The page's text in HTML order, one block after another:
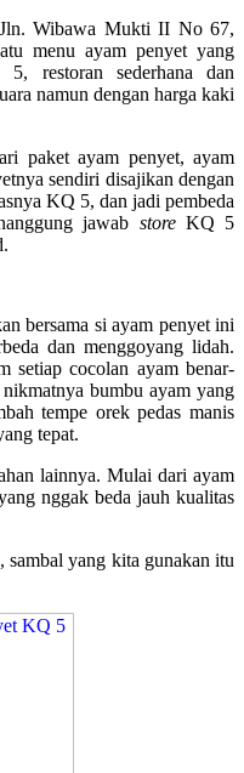
Wibawa Mukti II No 67,
menu ayam penyet yang
restoran sederhana dan
namun dengan harga kaki
paket ayam penyet, ayam
sendiri disajikan dengan
KQ 5, dan jadi pembeda
jawab storeKQ 5
bersama si ayam penyet ini
dan menggoyang lidah.
setiap cocolan ayam benar-
bumbu ayam yang
tempe orek pedas manis
tepat.
lainnya. Mulai dari ayam
nggak beda jauh kualitas
sambal yang kita gunakan itu